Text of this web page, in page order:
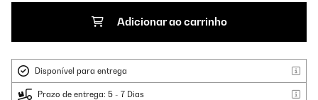
Adicionar ao carrinho
Disponível para entrega
Prazo de entrega: 5 - 7 Dias